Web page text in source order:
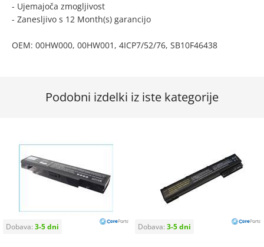
- Ujemajoča zmogljivost
- Zanesljivo s 12 Month(s) garancijo
OEM: 00HW000, 00HW001, 4ICP7/52/76, SB10F46438
Podobni izdelki iz iste kategorije